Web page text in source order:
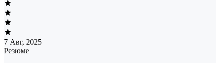
7 Авг, 2025
Резюме